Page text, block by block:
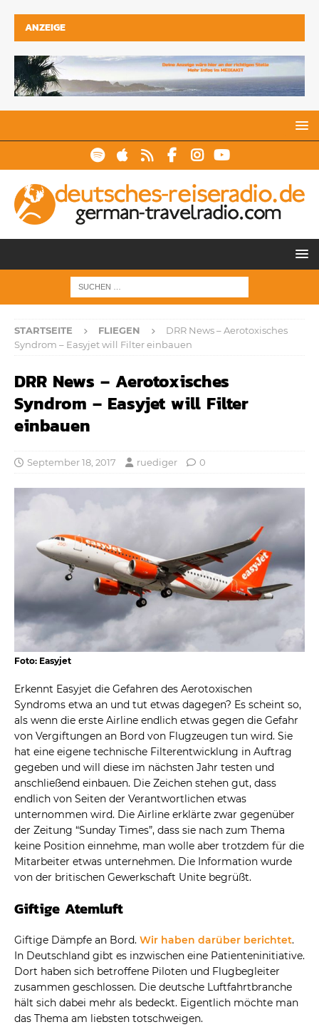
ANZEIGE
STARTSEITE FLIEGEN
DRR News – Aerotoxisches
Syndrom – Easyjet will Filter einbauen
DRR News – Aerotoxisches
Syndrom – Easyjet will Filter
einbauen
September 18, 2017 ruediger 0
Foto: Easyjet
Erkennt Easyjet die Gefahren des Aerotoxischen
Syndroms etwa an und tut etwas dagegen? Es scheint so,
als wenn die erste Airline endlich etwas gegen die Gefahr
von Vergiftungen an Bord von Flugzeugen tun wird. Sie
hat eine eigene technische Filterentwicklung in Auftrag
gegeben und will diese im nächsten Jahr testen und
anschließend einbauen. Die Zeichen stehen gut, dass
endlich von Seiten der Verantwortlichen etwas
unternommen wird. Die Airline erklärte zwar gegenüber
der Zeitung “Sunday Times”, dass sie nach zum Thema
keine Position einnehme, man wolle aber trotzdem für die
Mitarbeiter etwas unternehmen. Die Information wurde
von der britischen Gewerkschaft Unite begrüßt.
Giftige Atemluft
Giftige Dämpfe an Bord. Wir haben darüber berichtet.
In Deutschland gibt es inzwischen eine Patienteninitiative.
Dort haben sich betroffene Piloten und Flugbegleiter
zusammen geschlossen. Die deutsche Luftfahrtbranche
hält sich dabei mehr als bedeckt. Eigentlich möchte man
das Thema am liebsten totschweigen.